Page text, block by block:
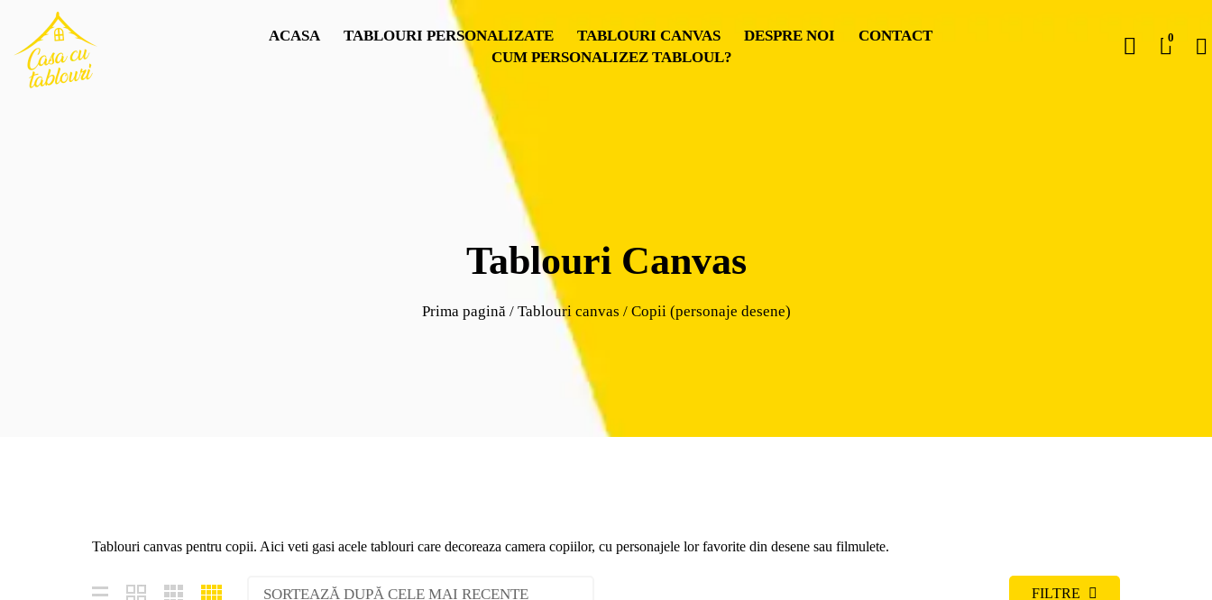
ACASA TABLOURI PERSONALIZATE TABLOURI CANVAS DESPRE NOI
CONTACT
CUM PERSONALIZEZ TABLOUL?
0
Tablouri Canvas
Prima pagină/ Tablouri canvas / Copii (personaje desene)
Tablouri canvas pentru copii. Aici veti gasi acele tablouri care decoreaza camera copiilor, cu personajele lor favorite din desene sau filmulete.
FILTRE